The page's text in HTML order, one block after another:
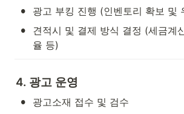
• 광고 부킹 진행 (인벤토리 확보 및
•
견적시 및 결제 방식 결정 (세금계
율 등)
4. 광고 운영
•
광고소재 접수 및 검수